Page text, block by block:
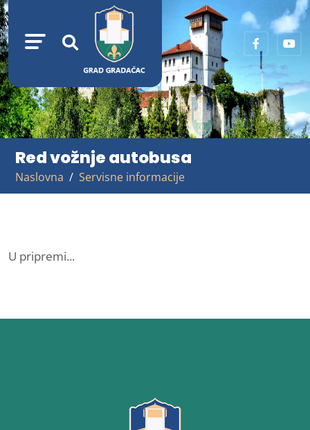
Red vožnje autobusa
Naslovna Servisne informacije
U pripremi...